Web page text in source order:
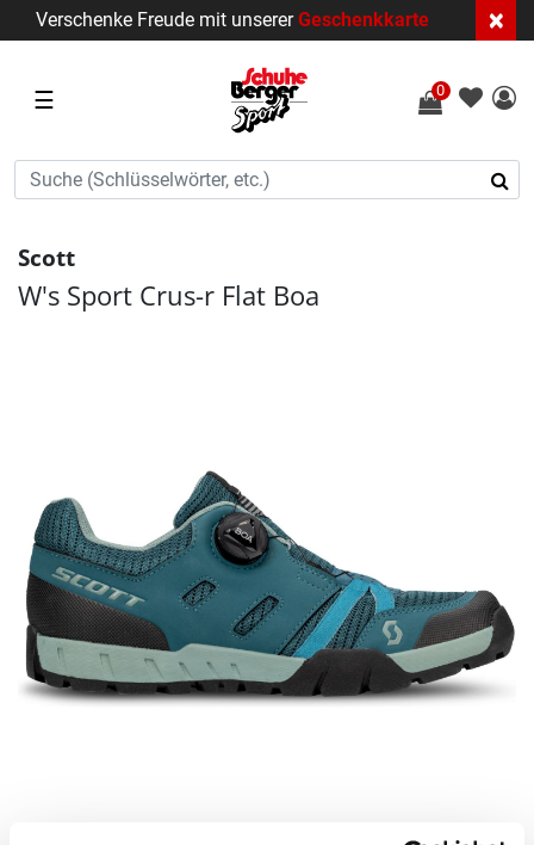
Verschenke Freude mit unsererGeschenkkarte ×
☰ 0
Scott
W's Sport Crus-r Flat Boa